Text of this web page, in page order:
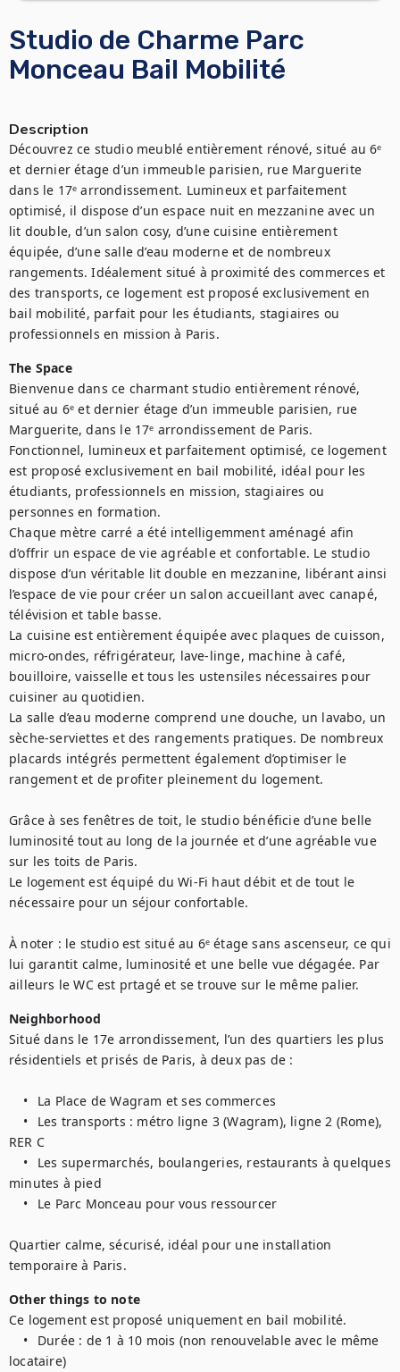
Studio de Charme Parc
Monceau Bail Mobilité
Description
Découvrez ce studio meublé entièrement rénové, situé au 6ᵉ
et dernier étage d’un immeuble parisien, rue Marguerite
dans le 17ᵉ arrondissement. Lumineux et parfaitement
optimisé, il dispose d’un espace nuit en mezzanine avec un
lit double, d’un salon cosy, d’une cuisine entièrement
équipée, d’une salle d’eau moderne et de nombreux
rangements. Idéalement situé à proximité des commerces et
des transports, ce logement est proposé exclusivement en
bail mobilité, parfait pour les étudiants, stagiaires ou
professionnels en mission à Paris.
The Space
Bienvenue dans ce charmant studio entièrement rénové,
situé au 6ᵉ et dernier étage d’un immeuble parisien, rue
Marguerite, dans le 17ᵉ arrondissement de Paris.
Fonctionnel, lumineux et parfaitement optimisé, ce logement
est proposé exclusivement en bail mobilité, idéal pour les
étudiants, professionnels en mission, stagiaires ou
personnes en formation.
Chaque mètre carré a été intelligemment aménagé afin
d’offrir un espace de vie agréable et confortable. Le studio
dispose d’un véritable lit double en mezzanine, libérant ainsi
l’espace de vie pour créer un salon accueillant avec canapé,
télévision et table basse.
La cuisine est entièrement équipée avec plaques de cuisson,
micro-ondes, réfrigérateur, lave-linge, machine à café,
bouilloire, vaisselle et tous les ustensiles nécessaires pour
cuisiner au quotidien.
La salle d’eau moderne comprend une douche, un lavabo, un
sèche-serviettes et des rangements pratiques. De nombreux
placards intégrés permettent également d’optimiser le
rangement et de profiter pleinement du logement.
Grâce à ses fenêtres de toit, le studio bénéficie d’une belle
luminosité tout au long de la journée et d’une agréable vue
sur les toits de Paris.
Le logement est équipé du Wi-Fi haut débit et de tout le
nécessaire pour un séjour confortable.
À noter : le studio est situé au 6ᵉ étage sans ascenseur, ce qui
lui garantit calme, luminosité et une belle vue dégagée. Par
ailleurs le WC est prtagé et se trouve sur le même palier.
Neighborhood
Situé dans le 17e arrondissement, l’un des quartiers les plus
résidentiels et prisés de Paris, à deux pas de :
RER C
minutes à pied
Quartier calme, sécurisé, idéal pour une installation
temporaire à Paris.
Other things to note
Ce logement est proposé uniquement en bail mobilité.
locataire)